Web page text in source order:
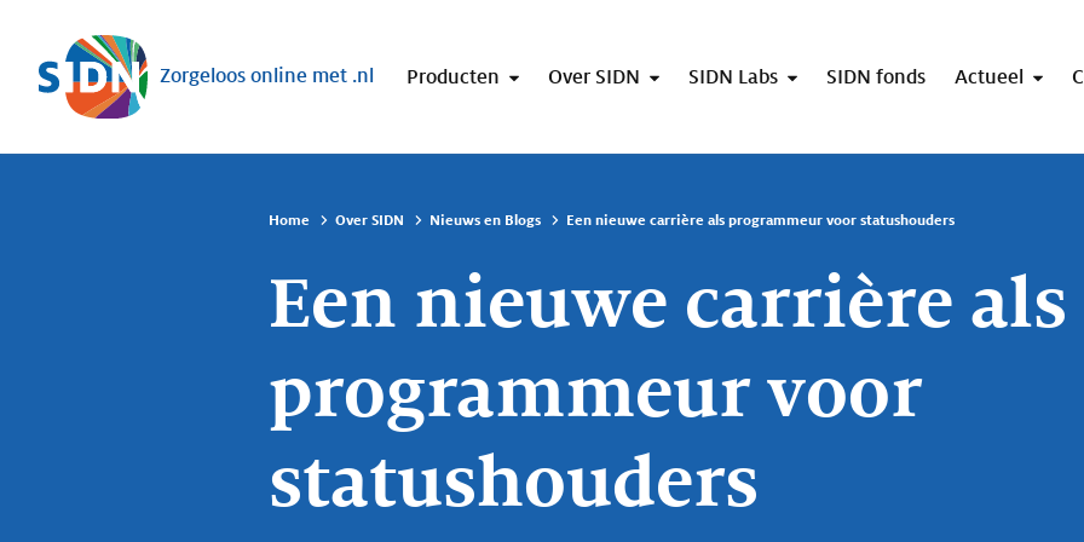
Sla navigatie over
Zorgeloos online met .nl Producten Over SIDN SIDN Labs SIDN fonds Actueel
Home Over SIDN Nieuws en Blogs Een nieuwe carrière als programmeur voor statushouders
Een nieuwe carrière als
programmeur voor
statushouders